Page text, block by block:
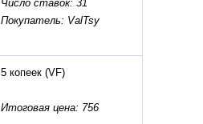
Число ставок: 31
Покупатель: ValTsy
5 копеек (VF)
Итоговая цена: 756